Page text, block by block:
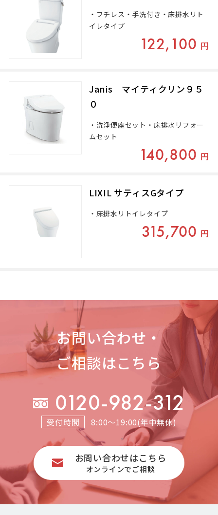
・フチレス・手洗付き・床排水リト
イレタイプ
122,100 円
Janis マイティクリン９５
０
・洗浄便座セット・床排水リフォー
ムセット
140,800 円
LIXIL サティスGタイプ
・床排水リトイレタイプ
315,700 円
お問い合わせ・
ご相談はこちら
0120-982-312
受付時間 8:00～19:00(年中無休)
お問い合わせはこちら
オンラインでご相談